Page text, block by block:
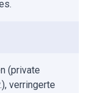
(private
verringerte